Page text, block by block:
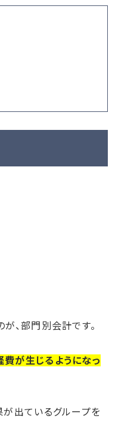
、部門別会計です。
が生じるようになっ
が出ているグループを